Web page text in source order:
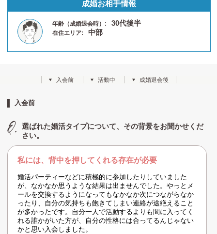
成婚お相手情報
年齢（成婚退会時）: 30代後半
在住エリア: 中部
入会前 活動中 成婚退会後
入会前
選ばれた婚活タイプについて、その背景をお聞かせくだ
さい。
私には、背中を押してくれる存在が必要
婚活パーティーなどに積極的に参加したりしていました
が、なかなか思うような結果は出ませんでした。やっとメ
ールを交換するようになってもなかなか次につながらなか
ったり、自分の気持ちも飽きてしまい連絡が途絶えること
が多かったです。自分一人で活動するよりも間に入ってく
れる誰かがいた方が、自分の性格には合ってるんじゃない
かと思い入会しました。